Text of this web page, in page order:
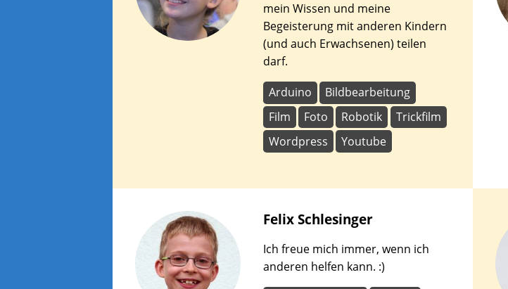
mein Wissen und meine
Begeisterung mit anderen Kindern
(und auch Erwachsenen) teilen
darf.
Arduino
Bildbearbeitung
Film
Foto Robotik
Trickfilm
Wordpress
Youtube
FelixSchlesinger
Ich freue mich immer, wenn ich
anderen helfen kann. :)